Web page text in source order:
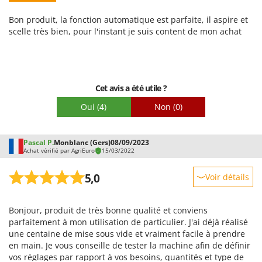
Qualité / Prix
Bon produit, la fonction automatique est parfaite, il aspire et
scelle très bien, pour l'instant je suis content de mon achat
Cet avis a été utile ?
Oui (4) Non (0)
Pascal P.Monblanc (Gers)08/09/2023
Achat vérifié par AgriEuro 15/03/2022
5,0 Voir détails
Prestations
Facilité d'utilisation
Qualité / Prix
Bonjour, produit de très bonne qualité et conviens
parfaitement à mon utilisation de particulier. J'ai déjà réalisé
une centaine de mise sous vide et vraiment facile à prendre
en main. Je vous conseille de tester la machine afin de définir
vos réglages par rapport à vos besoins, quantités et type de